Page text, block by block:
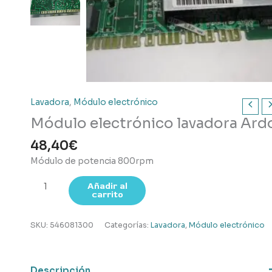
Lavadora, Módulo electrónico
Módulo electrónico lavadora
48,40€
Módulo de potencia 800rpm
Módulo
electrónico
Ardo
Añadir al
carrito
SKU: 546081300 Categorías: Lavadora, Módulo electrónico